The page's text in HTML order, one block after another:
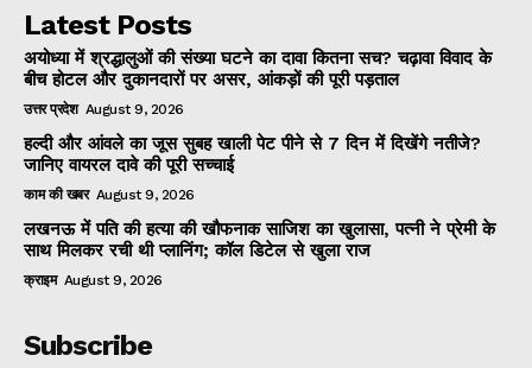
Latest Posts
अयोध्या में श्रद्धालुओं की संख्या घटने का दावा कितना सच? चढ़ावा विवाद के
बीच होटल और दुकानदारों पर असर, आंकड़ों की पूरी पड़ताल
उत्तर प्रदेश August 9, 2026
हल्दी और आंवले का जूस सुबह खाली पेट पीने से 7 दिन में दिखेंगे नतीजे?
जानिए वायरल दावे की पूरी सच्चाई
काम की खबर August 9, 2026
लखनऊ में पति की हत्या की खौफनाक साजिश का खुलासा, पत्नी ने प्रेमी के
साथ मिलकर रची थी प्लानिंग; कॉल डिटेल से खुला राज
क्राइम August 9, 2026
Subscribe